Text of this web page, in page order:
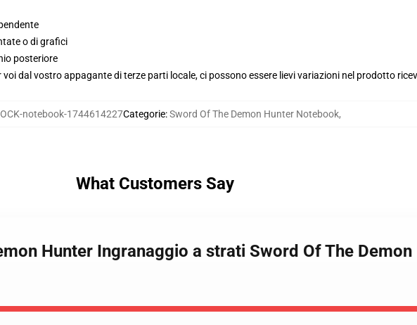
o di grafici
posteriore
dal vostro appagante di terze parti locale, ci possono essere lievi variazioni nel prodotto
notebook-1744614227Categorie:Sword Of The Demon Hunter Notebook,
What Customers Say
Hunter Ingranaggio a strati Sword Of The Demon